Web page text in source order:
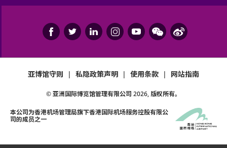
亚博馆守则 | 私隐政策声明 | 使用条款 | 网站指南
© 亚洲国际博览馆管理有限公司 2026, 版权所有。
本公司为香港机场管理局旗下香港国际机场服务控股有限公
司的成员之一